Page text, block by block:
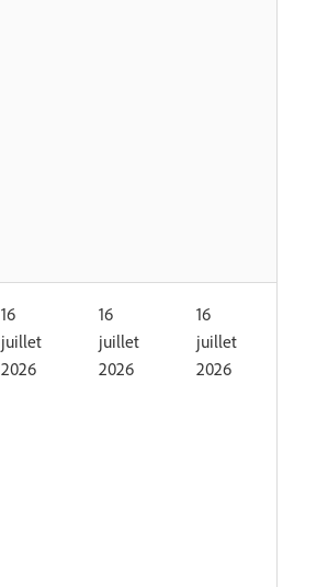
16
juillet
2026
16
juillet
2026
16
juillet
2026